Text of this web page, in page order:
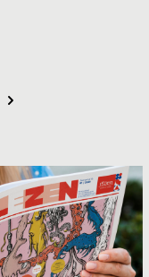
Volgend